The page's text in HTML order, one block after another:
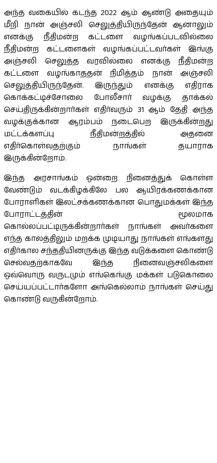
அந்த வகையில் கடந்த 2022 ஆம் ஆண்டு அதையும்
மீறி நான் அஞ்சலி செலுத்தியிருந்தேன் ஆனாலும்
எனக்கு நீதிமன்ற கட்டளை வழங்கப்படவில்லை
நீதிமன்ற கட்டளைகள் வழங்கப்பட்டவர்கள் இங்கு
அஞ்சலி செலுத்த வரவில்லை எனக்கு நீதிமன்ற
கட்டளை வழங்காததன் நிமித்தம் நான் அஞ்சலி
செலுத்தியிருந்தேன். இருந்தும் எனக்கு எதிராக
கொக்கட்டிச்சோலை போலீசார் வழக்கு தாக்கல்
செய்திருக்கின்றார்கள் எதிர்வரும் 31 ஆம் தேதி அந்த
வழக்குக்கான ஆரம்பம் நடைபெற இருக்கின்றது
மட்டக்களப்பு நீதிமன்றத்தில் அதனை
எதிர்கொள்வதற்கும் நாங்கள் தயாராக
இருக்கின்றோம்.
இந்த அரசாங்கம் ஒன்றை நினைத்துக் கொள்ள
வேண்டும் வடக்கிழக்கிலே பல ஆயிரக்கணக்கான
போராளிகள் இலட்சக்கணக்கான பொதுமக்கள் இந்த
போராட்டத்தின் மூலமாக
கொல்லப்பட்டிருக்கின்றார்கள் நாங்கள் அவர்களை
எந்த காலத்திலும் மறக்க முடியாது நாங்கள் எங்களது
எதிர்கால சந்ததியினருக்கு இந்த வடுக்களை கொண்டு
செல்வதற்காகவே இந்த நினைவஞ்சலிகளை
ஒவ்வொரு வருடமும் எங்கெங்கு மக்கள் படுகொலை
செய்யப்பட்டார்களோ அங்கெல்லாம் நாங்கள் செய்து
கொண்டு வருகின்றோம்.